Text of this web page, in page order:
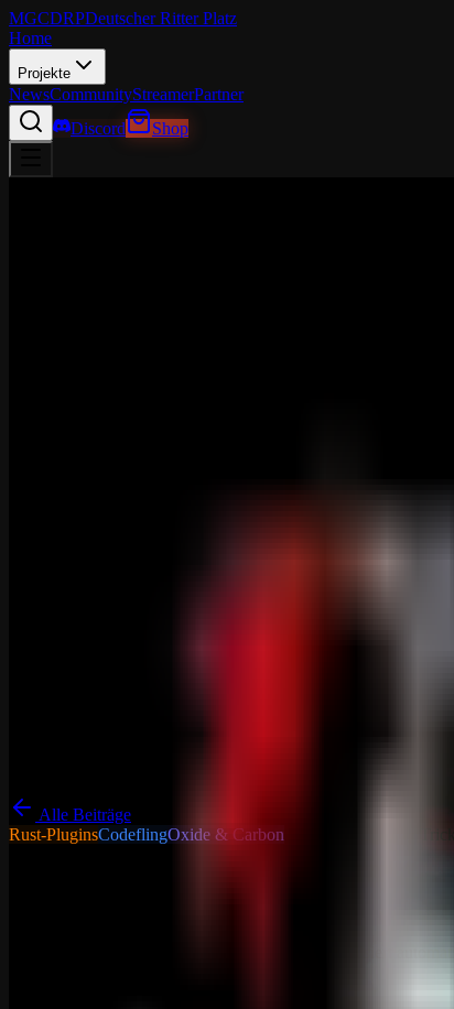
MGCDRPDeutscher Ritter Platz
Home
Projekte
NewsCommunityStreamerPartner
Discord
Shop
Alle Beiträge
Rust-PluginsCodeflingOxide & Carbon
Elastic Population
Über Elastic Population Elastic Population: Aktualisiert